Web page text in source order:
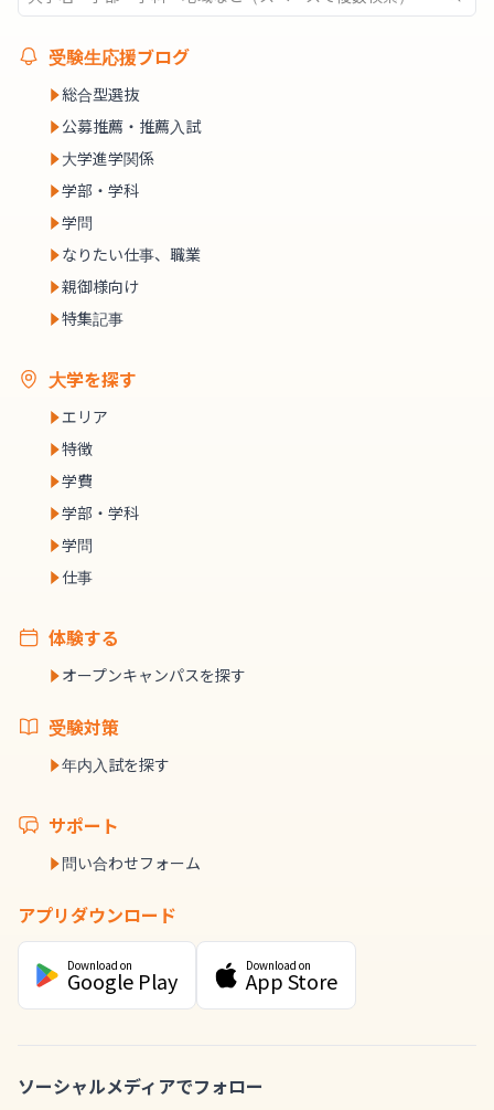
受験生応援ブログ
総合型選抜
公募推薦・推薦入試
大学進学関係
学部・学科
学問
なりたい仕事、職業
親御様向け
特集記事
大学を探す
エリア
特徴
学費
学部・学科
学問
仕事
体験する
オープンキャンパスを探す
受験対策
年内入試を探す
サポート
問い合わせフォーム
アプリダウンロード
Download on
Google Play
Download on
App Store
ソーシャルメディアでフォロー